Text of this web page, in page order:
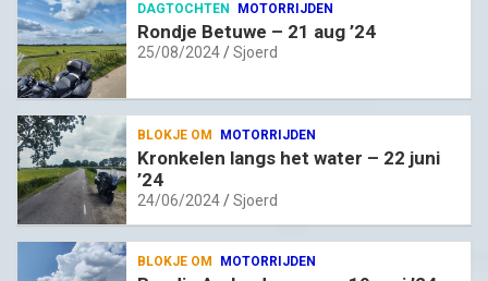
DAGTOCHTEN MOTORRIJDEN
Rondje Betuwe – 21 aug ’24
25/08/2024 Sjoerd
BLOKJE OM MOTORRIJDEN
Kronkelen langs het water – 22 juni
’24
24/06/2024 Sjoerd
BLOKJE OM MOTORRIJDEN